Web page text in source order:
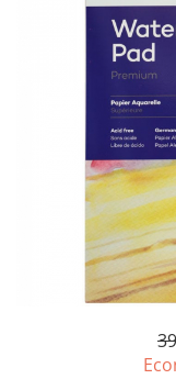
Accesorii pictură
Cuțite pictură
Palete și pahare
Pensule burete
Pensule pentru
Pensule pentru
Pensule pentru ulei
Pensule speciale
Suporturi pictură
Manechin desen
Accesorii grafică